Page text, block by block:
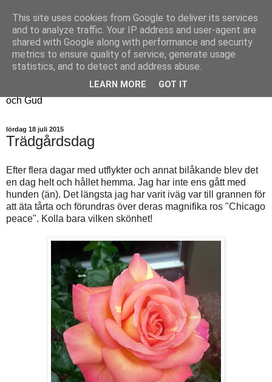
Fyren
Fyren finns för att sprida ljus i mörkret
För att påminna om guldkanterna i tillvaron
Här samsas jakt, hantverk, odling, och andra tankar om livet
och Gud
lördag 18 juli 2015
Trädgårdsdag
Efter flera dagar med utflykter och annat bilåkande blev det
en dag helt och hållet hemma. Jag har inte ens gått med
hunden (än). Det längsta jag har varit iväg var till grannen för
att äta tårta och förundras över deras magnifika ros "Chicago
peace". Kolla bara vilken skönhet!
This site uses cookies from Google to deliver its services
and to analyze traffic. Your IP address and user-agent are
shared with Google along with performance and security
metrics to ensure quality of service, generate usage
statistics, and to detect and address abuse.
LEARN MORE GOT IT